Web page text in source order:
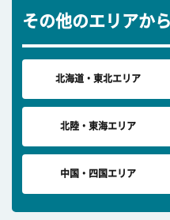
その他のエリアか
北海道・東北エリア
北陸・東海エリア
中国・四国エリア